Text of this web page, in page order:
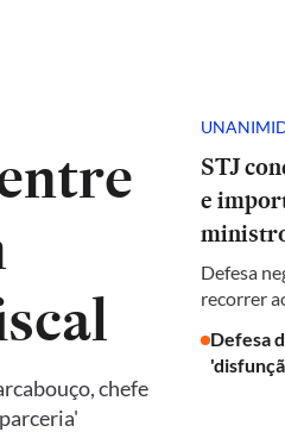
chefe
STJ
e
Defesa
recorrer
Defesa